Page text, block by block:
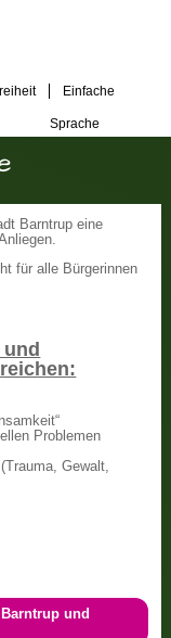
Einfache
Sprache
Barntrup eine
für alle Bürgerinnen
Problemen
Gewalt,
und